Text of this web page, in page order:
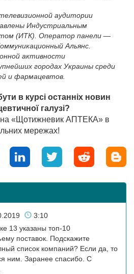
аудитории
Индустриальным
(ИТК). Оператор панели —
Альянс.
активности
городах Украины среди
и фармацевтов.
в курсі останніх новин
галузі?
на «Щотижневик АПТЕКА» в
мережах!
3:10
13 указаны топ-10
поставок. Подскажите
список компаний? Если да, то
ним. Заранее спасибо. С